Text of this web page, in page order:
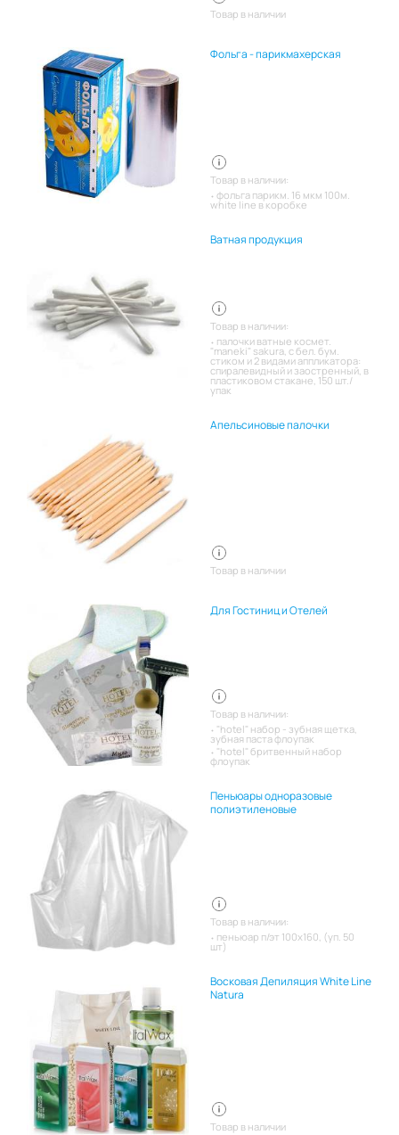
Товар в наличии
Фольга - парикмахерская
Товар в наличии:
фольга парикм. 16 мкм 100м.
white line в коробке
Ватная продукция
Товар в наличии:
палочки ватные космет.
"maneki" sakura, с бел. бум.
стиком и 2 видами аппликатора:
спиралевидный и заостренный, в
пластиковом стакане, 150 шт./
упак
Апельсиновые палочки
Товар в наличии
Для Гостиниц и Отелей
Товар в наличии:
"hotel" набор - зубная щетка,
зубная паста флоупак
"hotel" бритвенный набор
флоупак
Пеньюары одноразовые
полиэтиленовые
Товар в наличии:
пеньюар п/эт 100х160, (уп. 50
шт)
Восковая Депиляция White Line
Natura
Товар в наличии